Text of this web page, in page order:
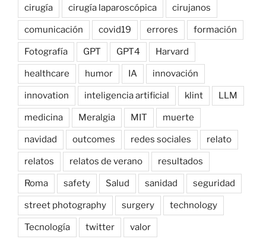
cirugía cirugía laparoscópica cirujanos
comunicación covid19 errores formación
Fotografía GPT GPT4 Harvard
healthcare humor IA innovación
innovation inteligencia artificial klint LLM
medicina Meralgia MIT muerte
navidad outcomes redes sociales relato
relatos relatos de verano resultados
Roma safety Salud sanidad seguridad
street photography surgery technology
Tecnología twitter valor